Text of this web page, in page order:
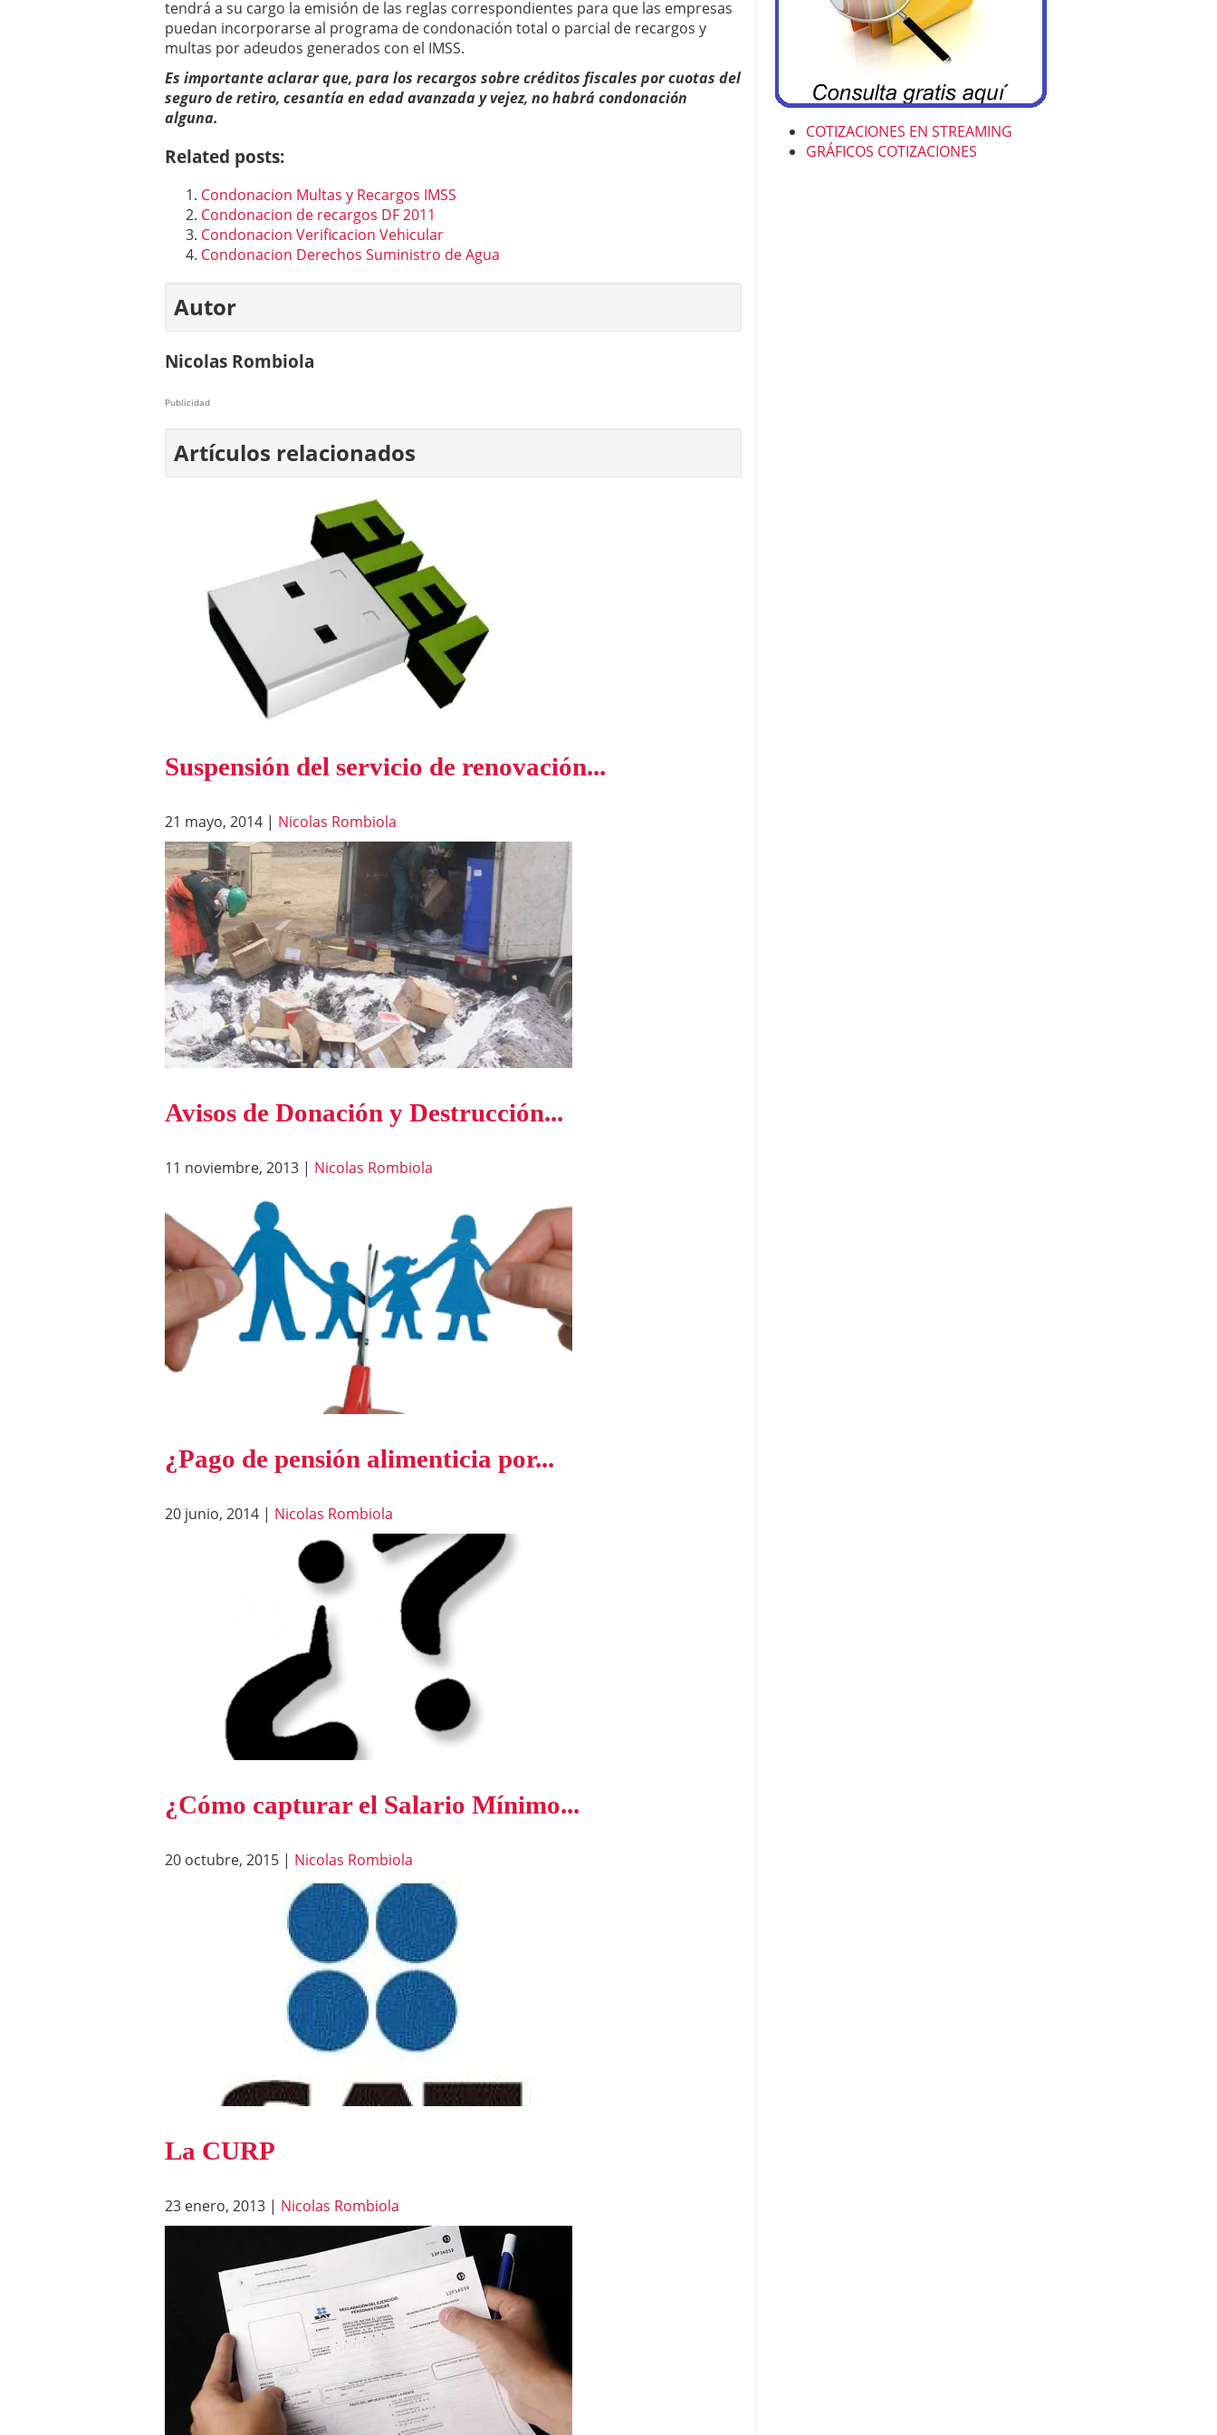
tendrá a su cargo la emisión de las reglas correspondientes para que las empresas
puedan incorporarse al programa de condonación total o parcial de recargos y
multas por adeudos generados con el IMSS.
Es importante aclarar que, para los recargos sobre créditos fiscales por cuotas del
seguro de retiro, cesantía en edad avanzada y vejez, no habrá condonación
alguna.
Related posts:
Condonacion Multas y Recargos IMSS
Condonacion de recargos DF 2011
Condonacion Verificacion Vehicular
Condonacion Derechos Suministro de Agua
Autor
Nicolas Rombiola
Publicidad
Artículos relacionados
Suspensión del servicio de renovación...
21 mayo, 2014 | Nicolas Rombiola
Avisos de Donación y Destrucción...
11 noviembre, 2013 | Nicolas Rombiola
¿Pago de pensión alimenticia por...
20 junio, 2014 | Nicolas Rombiola
¿Cómo capturar el Salario Mínimo...
20 octubre, 2015 | Nicolas Rombiola
La CURP
23 enero, 2013 | Nicolas Rombiola
COTIZACIONES EN STREAMING
GRÁFICOS COTIZACIONES